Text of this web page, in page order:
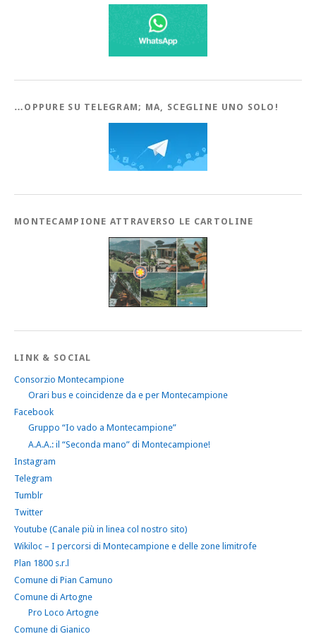
…OPPURE SU TELEGRAM; MA, SCEGLINE UNO SOLO!
MONTECAMPIONE ATTRAVERSO LE CARTOLINE
LINK & SOCIAL
Consorzio Montecampione
Orari bus e coincidenze da e per Montecampione
Facebook
Gruppo “Io vado a Montecampione”
A.A.A.: il “Seconda mano” di Montecampione!
Instagram
Telegram
Tumblr
Twitter
Youtube (Canale più in linea col nostro sito)
Wikiloc – I percorsi di Montecampione e delle zone limitrofe
Plan 1800 s.r.l
Comune di Pian Camuno
Comune di Artogne
Pro Loco Artogne
Comune di Gianico